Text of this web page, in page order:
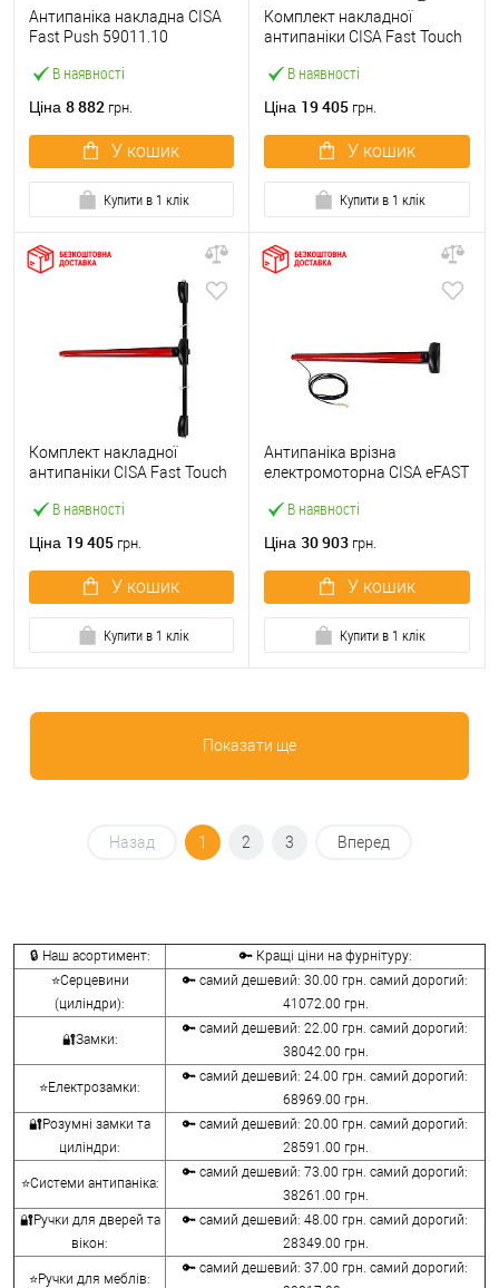
В наявності
Антипаніка накладна CISA
Fast Push 59011.10
штангою 1500 мм червона
Ціна 8 882 грн.
У кошик
Купити в 1 клік
В наявності
Комплект накладної
антипаніки CISA Fast Touch
точковий вбік червона
Ціна 19 405 грн.
У кошик
Купити в 1 клік
В наявності
Комплект накладної
антипаніки CISA Fast Touch
точковий вверх-вниз
Ціна 19 405 грн.
У кошик
Купити в 1 клік
В наявності
Антипаніка врізна
електромоторна CISA eFAST
Ціна 30 903 грн.
У кошик
Купити в 1 клік
Показати ще
Назад 1 2 3 Вперед
🔒 Наш асортимент:
🔑 Кращі ціни на фурнітуру:
⭐Серцевини
(циліндри):
🔑 самий дешевий: 30.00 грн. самий дорогий:
41072.00 грн.
🔐Замки:
🔑 самий дешевий: 22.00 грн. самий дорогий:
38042.00 грн.
⭐Електрозамки:
🔑 самий дешевий: 24.00 грн. самий дорогий:
68969.00 грн.
🔐Розумні замки та
циліндри:
🔑 самий дешевий: 20.00 грн. самий дорогий:
28591.00 грн.
⭐Системи антипаніка:
🔑 самий дешевий: 73.00 грн. самий дорогий:
38261.00 грн.
🔐Ручки для дверей та
вікон:
🔑 самий дешевий: 48.00 грн. самий дорогий:
28349.00 грн.
⭐Ручки для меблів:
🔑 самий дешевий: 37.00 грн. самий дорогий: